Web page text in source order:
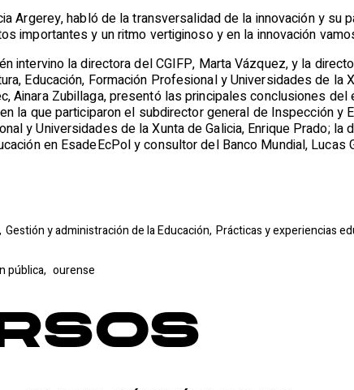
Argerey, habló de la transversalidad de la innovación y
importantes y un ritmo vertiginoso y en la innovación
intervino la directora del CGIFP, Marta Vázquez, y la
Educación, Formación Profesional y Universidades de la
Ainara Zubillaga, presentó las principales conclusiones
la que participaron el subdirector general de Inspección y
y Universidades de la Xunta de Galicia, Enrique Prado;
en EsadeEcPol y consultor del Banco Mundial, Lucas
Gestión y administración de la Educación, Prácticas y experiencias
pública, ourense